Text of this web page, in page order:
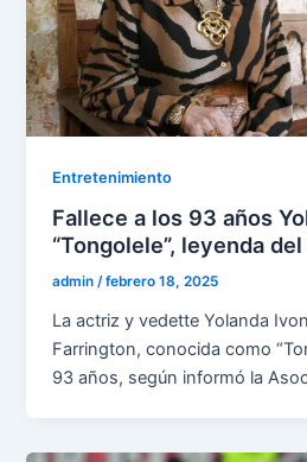
Entretenimiento
Fallece a los 93 años
“Tongolele”, leyenda
admin/febrero 18, 2025
La actriz y vedette Yolanda
Farrington, conocida como
93 años, según informó la